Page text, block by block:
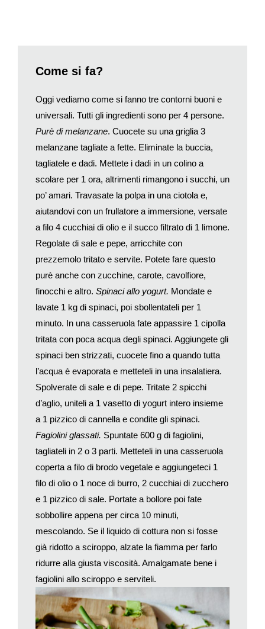
mediocre; questo se lo dimenticherà il giorno dopo, il
Quindi è importante per un patron investire tempo e sforzi sul
sempre e comunque (ché una faccia ingrugnita mal dispone
tutti), addestrarli a compiere quei mille piccoli gesti che sono
tutto. Certo, il servizio dipende anzitutto dal «posizionamento di
mercato» del ristorante, ovvero dalla fascia di prezzo e
dall’ambizione recondita. Quindi potrà essere più
«cameratesco» a seconda del target – ma è una cosa che va
decisa fin dall’inizio, non deve essere lasciata alla più o meno
buona volontà dei camerieri.
cattivo architetto che nessun architetto. Quindi andate con
l’architetto nei locali già impostati come vorreste impostare il
vostro, e cercate di scoprire elementi di vantaggio o
svantaggio di ogni ristorante visitato. Toccherà poi all’architetto
lavorare sul progetto, pur sempre incalzato da voi, ché solo la
combinazione tra un bravo committente e un adeguato
architetto alla fine – collaborando, anche litigando se capita –
riuscirà a creare uno spazio «bello».
bravo comunicatore. Un ristorante non ha budget per fare
pubblicità, proprio nessuno, e solo con la trasmissione di pochi
concetti e in «basso» stile pubblicitario, semplici, si può
mettere in moto il tam tam da persona a persona che è
fondamentale per il successo. Non è facile, lo so, ma un
patron bravo a comunicare vale tantissimo: quindi, se capita, e
non è una battuta, fate un corso di recitazione.
Certo, questa realtà della quale sono più che convinto non è un
Un bravo patron deve dedicare tanto alla cucina e all’acquisto
delle materie prime «giuste» per il suo ristorante, non c’è
nessun motivo per non farlo. Ma mai, mai deve abbassare la
guardia da ambiente, comunicazione e servizio!
Come si fa?
Oggi vediamo come si fanno tre contorni buoni e
universali. Tutti gli ingredienti sono per 4 persone.
Purè di melanzane. Cuocete su una griglia 3
melanzane tagliate a fette. Eliminate la buccia,
tagliatele e dadi. Mettete i dadi in un colino a
scolare per 1 ora, altrimenti rimangono i succhi, un
po’ amari. Travasate la polpa in una ciotola e,
aiutandovi con un frullatore a immersione, versate
a filo 4 cucchiai di olio e il succo filtrato di 1 limone.
Regolate di sale e pepe, arricchite con
prezzemolo tritato e servite. Potete fare questo
purè anche con zucchine, carote, cavolfiore,
finocchi e altro. Spinaci allo yogurt. Mondate e
lavate 1 kg di spinaci, poi sbollentateli per 1
minuto. In una casseruola fate appassire 1 cipolla
tritata con poca acqua degli spinaci. Aggiungete gli
spinaci ben strizzati, cuocete fino a quando tutta
l’acqua è evaporata e metteteli in una insalatiera.
Spolverate di sale e di pepe. Tritate 2 spicchi
d’aglio, uniteli a 1 vasetto di yogurt intero insieme
a 1 pizzico di cannella e condite gli spinaci.
Fagiolini glassati. Spuntate 600 g di fagiolini,
tagliateli in 2 o 3 parti. Metteteli in una casseruola
coperta a filo di brodo vegetale e aggiungeteci 1
filo di olio o 1 noce di burro, 2 cucchiai di zucchero
e 1 pizzico di sale. Portate a bollore poi fate
sobbollire appena per circa 10 minuti,
mescolando. Se il liquido di cottura non si fosse
già ridotto a sciroppo, alzate la fiamma per farlo
ridurre alla giusta viscosità. Amalgamate bene i
fagiolini allo sciroppo e serviteli.